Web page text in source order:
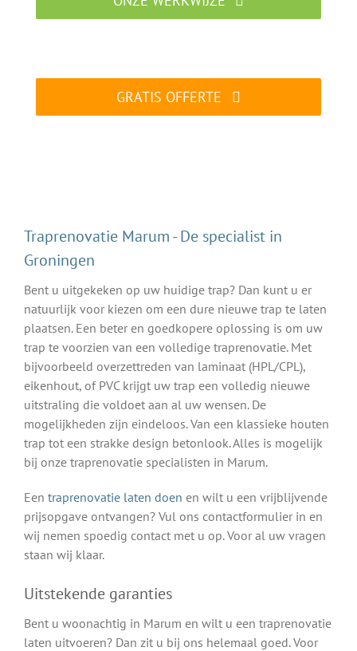
GRATIS OFFERTE
Traprenovatie Marum - De specialist in
Groningen
Bent u uitgekeken op uw huidige trap? Dan kunt u er
natuurlijk voor kiezen om een dure nieuwe trap te laten
plaatsen. Een beter en goedkopere oplossing is om uw
trap te voorzien van een volledige traprenovatie. Met
bijvoorbeeld overzettreden van laminaat (HPL/CPL),
eikenhout, of PVC krijgt uw trap een volledig nieuwe
uitstraling die voldoet aan al uw wensen. De
mogelijkheden zijn eindeloos. Van een klassieke houten
trap tot een strakke design betonlook. Alles is mogelijk
bij onze traprenovatie specialisten in Marum.
Een traprenovatie laten doen en wilt u een vrijblijvende
prijsopgave ontvangen? Vul ons contactformulier in en
wij nemen spoedig contact met u op. Voor al uw vragen
staan wij klaar.
Uitstekende garanties
Bent u woonachtig in Marum en wilt u een traprenovatie
laten uitvoeren? Dan zit u bij ons helemaal goed. Voor